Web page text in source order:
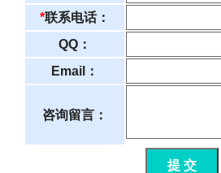
*联系电话：
QQ：
Email：
咨询留言：
提 交